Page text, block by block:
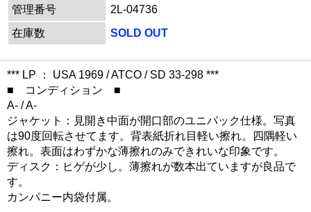
管理番号
2L-04736
在庫数
SOLD OUT
*** LP ： USA 1969 / ATCO / SD 33-298 ***
■ コンディション ■
A- / A-
ジャケット：見開き中面が開口部のユニパック仕様。写真
は90度回転させてます。背表紙折れ目軽い擦れ。四隅軽い
擦れ。表面はわずかな薄擦れのみできれいな印象です。
ディスク：ヒゲが少し。薄擦れが数本出ていますが良品で
す。
カンパニー内袋付属。